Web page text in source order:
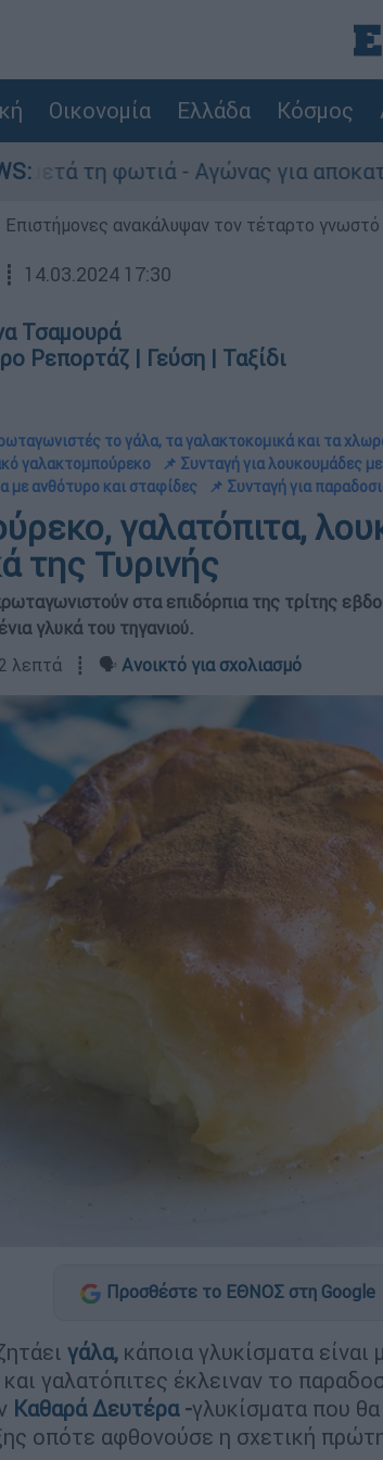
Οικονομία Ελλάδα Κόσμος
Αγώνας για αποκατάσταση πριν
Επιστήμονες ανακάλυψαν τον τέταρτο
┋ 14.03.2024 17:30
Τσαμουρά
Ρεπορτάζ | Γεύση | Ταξίδι
το γάλα, τα γαλακτοκομικά και τα
γαλακτομπούρεκο
📌 Συνταγή για λουκουμάδες
με ανθότυρο και σταφίδες
📌 Συνταγή για
γαλατόπιτα,
της Τυρινής
στα επιδόρπια της τρίτης
γλυκά του τηγανιού.
2 λεπτά ┋ 🗣️ Ανοικτό για σχολιασμό
Προσθέστε το ΕΘΝΟΣ στη Google
γάλα, κάποια γλυκίσματα
γαλατόπιτες έκλειναν το
Καθαρά Δευτέρα-γλυκίσματα που
οπότε αφθονούσε η σχετική